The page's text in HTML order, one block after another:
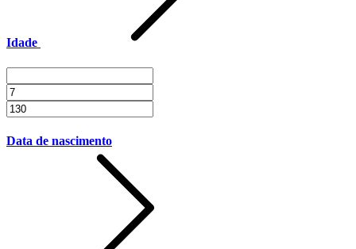
Idade
Data de nascimento